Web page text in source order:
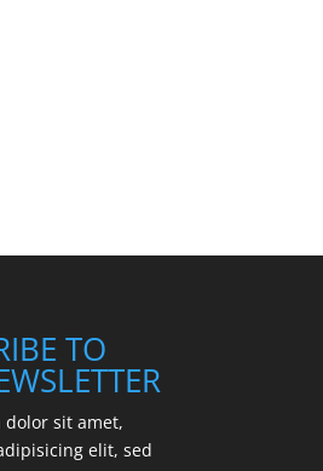
TO
dolor sit amet,
elit, sed